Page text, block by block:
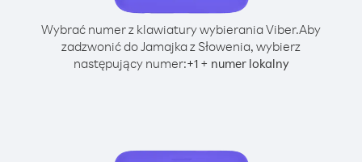
Wybrać numer z klawiatury wybierania Viber.Aby
zadzwonić do Jamajka z Słowenia, wybierz
następujący numer:+1+ numer lokalny